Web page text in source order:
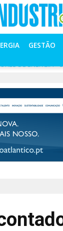
GESTÃO
DE ENERGIA –